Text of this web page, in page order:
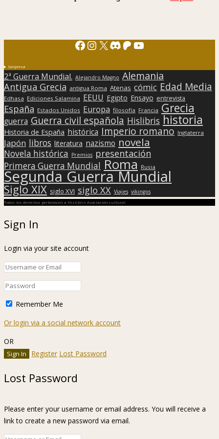
Facebook
Instagram
X Discord
Patreon
YouTube
Sorpresa
2ª Guerra Mundial. Alejandro Magno Alemania
Antigua Grecia antigua Roma Atenas cómic Edad Media
Edhasa Ediciones Salamina EEUU Egipto Ensayo entrevista
España Estados Unidos Europa filosofía Francia Grecia
guerra Guerra civil española Hislibris historia
Historia de España histórica Imperio romano Inglaterra
Japón libros literatura nazismo novela
Novela histórica Premios presentación
Primera Guerra Mundial Roma Rusia
Segunda Guerra Mundial
Siglo XIX siglo XVI siglo XX Viajes vikingos
Todos los derechos pertenecen a Hislibris Asociación cultural
Sign In
Login via your site account
Remember Me
Or login via a social network account
OR
Register Lost Password
Lost Password
Please enter your username or email address. You will receive a
link to create a new password via email.